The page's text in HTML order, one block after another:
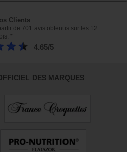
Clients
de 701 avis obtenus sur les 12
*
4.65/5
DES MARQUES